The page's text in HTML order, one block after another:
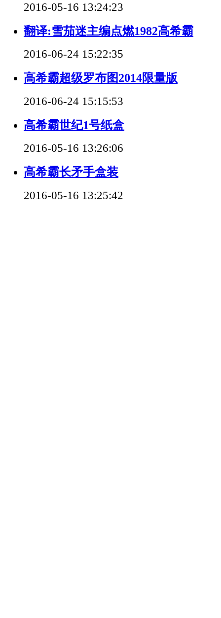
2016-05-16 13:24:23
翻译:雪茄迷主编点燃1982高希霸
2016-06-24 15:22:35
高希霸超级罗布图2014限量版
2016-06-24 15:15:53
高希霸世纪1号纸盒
2016-05-16 13:26:06
高希霸长矛手盒装
2016-05-16 13:25:42